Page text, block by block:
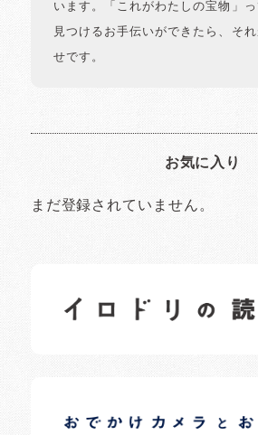
います。「これがわたしの宝物」
見つけるお手伝いができたら、そ
せです。
お気に入り
まだ登録されていません。
日常の様子など随時更新中です。
日常の様子など随時更新中です。